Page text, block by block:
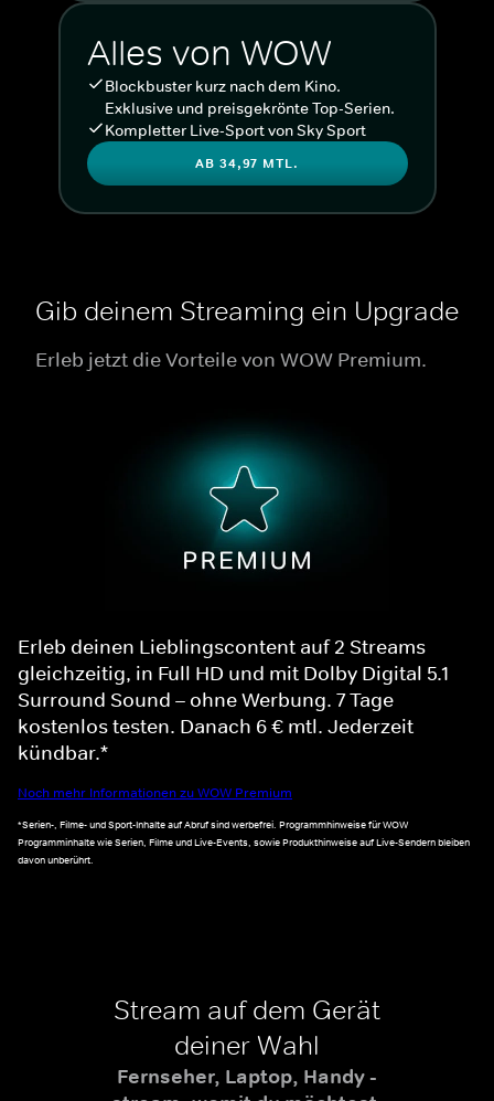
Alles von WOW
Blockbuster kurz nach dem Kino.
Exklusive und preisgekrönte Top-Serien.
Kompletter Live-Sport von Sky Sport
AB 34,97 MTL.
Gib deinem Streaming ein Upgrade
Erleb jetzt die Vorteile von WOW Premium.
Erleb deinen Lieblingscontent auf 2 Streams
gleichzeitig, in Full HD und mit Dolby Digital 5.1
Surround Sound – ohne Werbung. 7 Tage
kostenlos testen. Danach 6 € mtl. Jederzeit
kündbar.*
Noch mehr Informationen zu WOW Premium
*Serien-, Filme- und Sport-Inhalte auf Abruf sind werbefrei. Programmhinweise für WOW
Programminhalte wie Serien, Filme und Live-Events, sowie Produkthinweise auf Live-Sendern bleiben
davon unberührt.
Stream auf dem Gerät
deiner Wahl
Fernseher, Laptop, Handy -